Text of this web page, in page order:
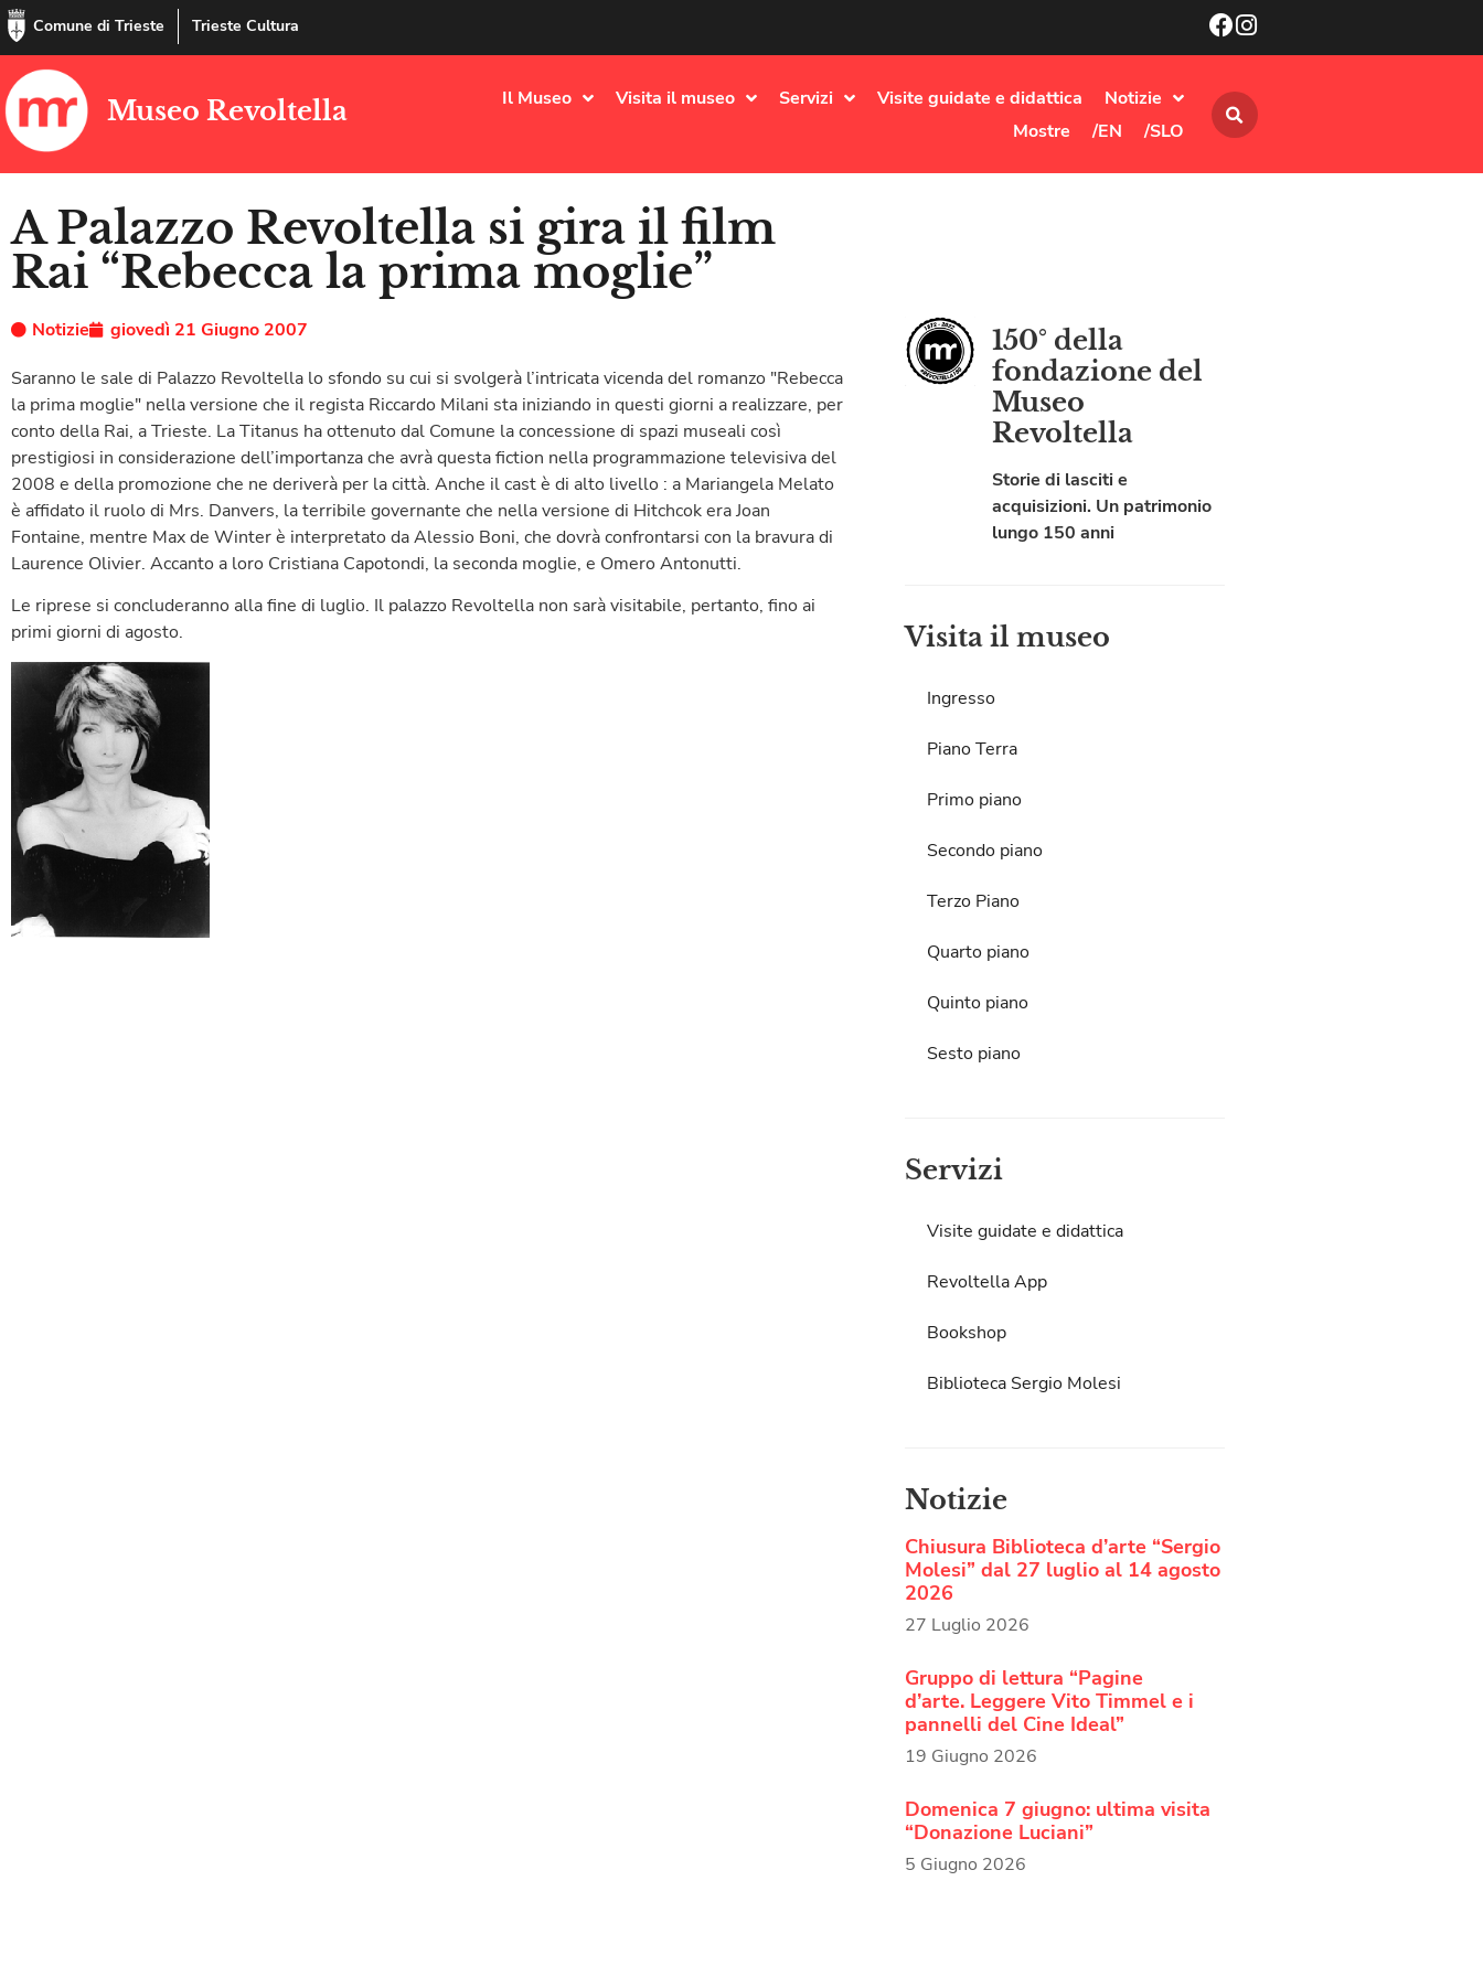
Comune di Trieste Trieste Cultura
Museo Revoltella Il Museo Visita il museo Servizi Visite guidate e didattica
Notizie
Mostre
/EN /SLO
A Palazzo Revoltella si gira il film
Rai “Rebecca la prima moglie”
Notizie
giovedì 21 Giugno 2007
Saranno le sale di Palazzo Revoltella lo sfondo su cui si svolgerà l’intricata vicenda del romanzo "Rebecca
la prima moglie" nella versione che il regista Riccardo Milani sta iniziando in questi giorni a realizzare, per
conto della Rai, a Trieste. La Titanus ha ottenuto dal Comune la concessione di spazi museali così
prestigiosi in considerazione dell’importanza che avrà questa fiction nella programmazione televisiva del
2008 e della promozione che ne deriverà per la città. Anche il cast è di alto livello : a Mariangela Melato
è affidato il ruolo di Mrs. Danvers, la terribile governante che nella versione di Hitchcok era Joan
Fontaine, mentre Max de Winter è interpretato da Alessio Boni, che dovrà confrontarsi con la bravura di
Laurence Olivier. Accanto a loro Cristiana Capotondi, la seconda moglie, e Omero Antonutti.
Le riprese si concluderanno alla fine di luglio. Il palazzo Revoltella non sarà visitabile, pertanto, fino ai
primi giorni di agosto.
150° della
fondazione del
Museo
Revoltella
Storie di lasciti e
acquisizioni. Un patrimonio
lungo 150 anni
Visita il museo
Ingresso
Piano Terra
Primo piano
Secondo piano
Terzo Piano
Quarto piano
Quinto piano
Sesto piano
Servizi
Visite guidate e didattica
Revoltella App
Bookshop
Biblioteca Sergio Molesi
Notizie
Chiusura Biblioteca d’arte “Sergio
Molesi” dal 27 luglio al 14 agosto
2026
27 Luglio 2026
Gruppo di lettura “Pagine
d’arte. Leggere Vito Timmel e i
pannelli del Cine Ideal”
19 Giugno 2026
Domenica 7 giugno: ultima visita
“Donazione Luciani”
5 Giugno 2026